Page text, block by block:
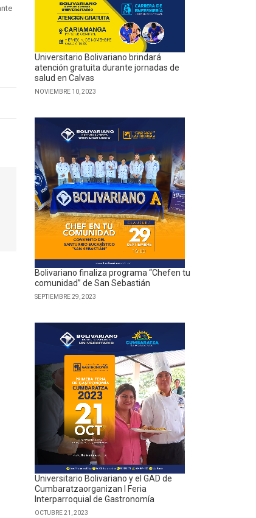
Universitario Bolivariano brindará
atención gratuita durante jornadas de
salud en Calvas
NOVIEMBRE 10, 2023
Bolivariano finaliza programa “Chefen tu
comunidad” de San Sebastián
SEPTIEMBRE 29, 2023
Universitario Bolivariano y el GAD de
Cumbaratzaorganizan I Feria
Interparroquial de Gastronomía
OCTUBRE 21, 2023